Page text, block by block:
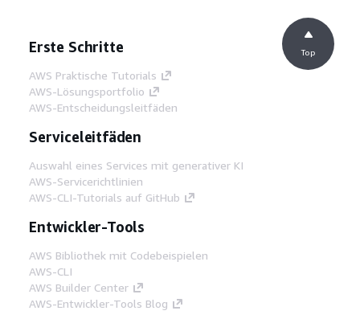
Erste Schritte
AWS Praktische Tutorials
AWS-Lösungsportfolio
AWS-Entscheidungsleitfäden
Serviceleitfäden
Auswahl eines Services mit generativer KI
AWS-Servicerichtlinien
AWS-CLI-Tutorials auf GitHub
Entwickler-Tools
AWS Bibliothek mit Codebeispielen
AWS-CLI
AWS Builder Center
AWS-Entwickler-Tools Blog
Top